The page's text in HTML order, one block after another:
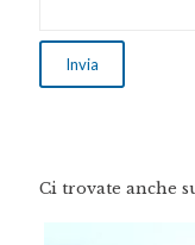
Ci trovate anche